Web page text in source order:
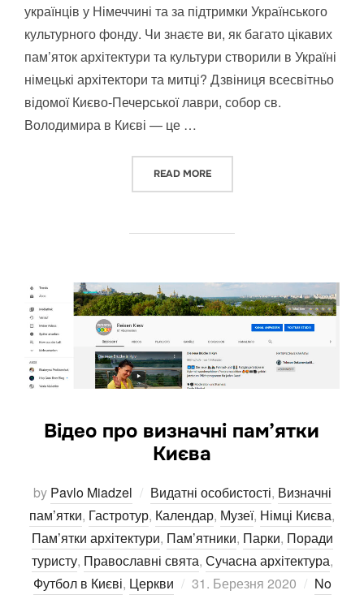
українців у Німеччині та за підтримки Українського
культурного фонду. Чи знаєте ви, як багато цікавих
пам’яток архітектури та культури створили в Україні
німецькі архітектори та митці? Дзвіниця всесвітньо
відомої Києво-Печерської лаври, собор св.
Володимира в Києві — це …
READ MORE“РОЗВИТОК КУЛЬТУРНО-
Відео про визначні пам’ятки
Києва
by Pavlo Miadzel Видатні особистості, Визначні
пам’ятки, Гастротур, Календар, Музеї, Німці Києва,
Пам’ятки архітектури, Пам’ятники, Парки, Поради
туристу, Православні свята, Сучасна архітектура,
Футбол в Києві, Церкви
Posted
31. Березня 2020
No